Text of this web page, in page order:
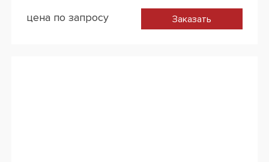
цена по запросу Заказать